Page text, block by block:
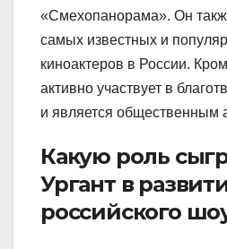
«Смехопанорама». Он
самых известных и
киноактеров в России.
активно участвует в
и является общественным
Какую роль
Ургант в
российского